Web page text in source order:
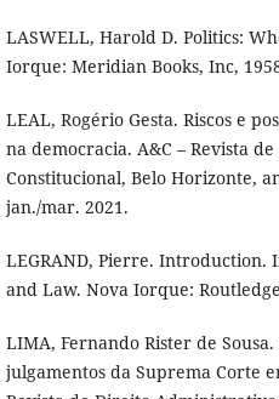
LASWELL, Harold D. Politics:
Iorque: Meridian Books, Inc,
LEAL, Rogério Gesta. Riscos e
na democracia. A&C – Revista
Constitucional, Belo Horizonte,
jan./mar. 2021.
LEGRAND, Pierre. Introduction.
and Law. Nova Iorque:
LIMA, Fernando Rister de
julgamentos da Suprema Corte